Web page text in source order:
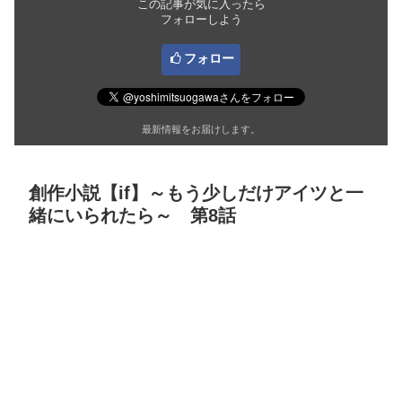
この記事が気に入ったら
フォローしよう
フォロー
最新情報をお届けします。
創作小説【if】～もう少しだけアイツと一
緒にいられたら～ 第8話